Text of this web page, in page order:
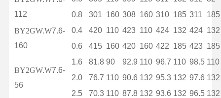
112
0.8
301 160 308 160 310 185 311
185
BY2GW.W7.6-
160
0.4 420 110 423 110 424 132 424 132
0.6
415 160 420 160 422 185 423 185
BY2GW.W7.6-
56
1.6 81.8 90 92.9 110 96.7 110 98.5 110
2.0
76.7 110 90.6 132 95.3 132 97.6 132
2.5
70.3 110 87.8 132 93.6 132 96.5 132